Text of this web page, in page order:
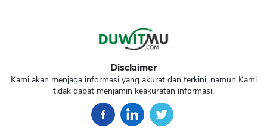
Disclaimer
Kami akan menjaga informasi yang akurat dan terkini, namun Kami
tidak dapat menjamin keakuratan informasi.